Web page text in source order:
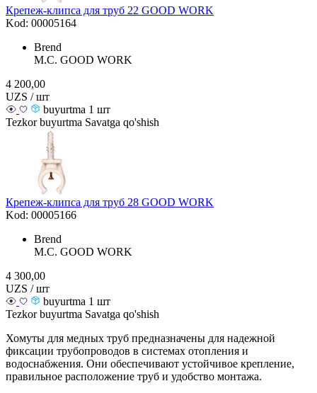
Крепеж-клипса для труб 22 GOOD WORK
Kod: 00005164
Brend
M.С. GOOD WORK
4 200,00
UZS / шт
buyurtma 1 шт
Tezkor buyurtma Savatga qo'shish
Крепеж-клипса для труб 28 GOOD WORK
Kod: 00005166
Brend
M.С. GOOD WORK
4 300,00
UZS / шт
buyurtma 1 шт
Tezkor buyurtma Savatga qo'shish
Хомуты для медных труб предназначены для надежной
фиксации трубопроводов в системах отопления и
водоснабжения. Они обеспечивают устойчивое крепление,
правильное расположение труб и удобство монтажа.